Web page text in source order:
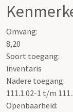
Omvang:
8,20
Soort toegang:
inventaris
Nadere toegang:
111.1.02-1 t/m
Openbaarheid: